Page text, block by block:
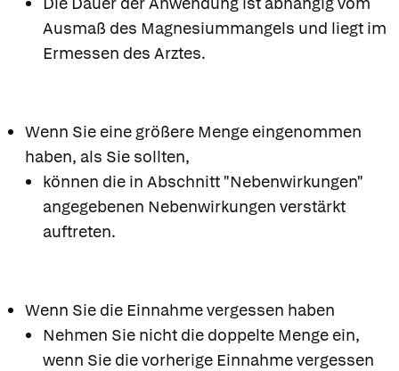
Ausmaß des Magnesiummangels und liegt im
Ermessen des Arztes.
Wenn Sie eine größere Menge eingenommen
haben, als Sie sollten,
können die in Abschnitt "Nebenwirkungen"
angegebenen Nebenwirkungen verstärkt
auftreten.
Wenn Sie die Einnahme vergessen haben
Nehmen Sie nicht die doppelte Menge ein,
wenn Sie die vorherige Einnahme vergessen